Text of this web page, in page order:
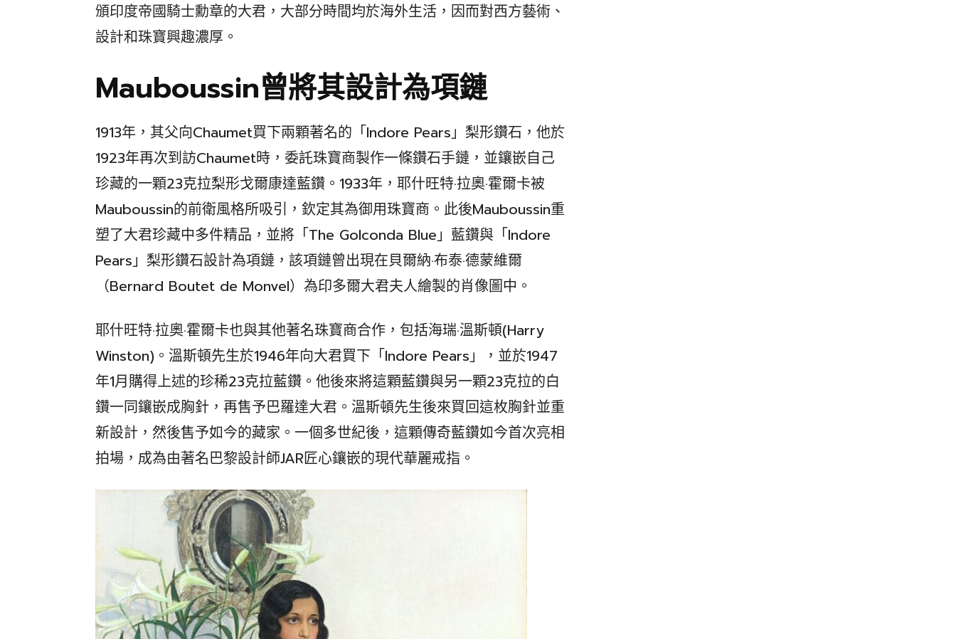
頒印度帝國騎士勳章的大君，大部分時間均於海外生活，因而對西方藝術、
設計和珠寶興趣濃厚。
Mauboussin曾將其設計為項鏈
1913年，其父向Chaumet買下兩顆著名的「Indore Pears」梨形鑽石，他於
1923年再次到訪Chaumet時，委託珠寶商製作一條鑽石手鏈，並鑲嵌自己
珍藏的一顆23克拉梨形戈爾康達藍鑽。1933年，耶什旺特·拉奧·霍爾卡被
Mauboussin的前衛風格所吸引，欽定其為御用珠寶商。此後Mauboussin重
塑了大君珍藏中多件精品，並將「The Golconda Blue」藍鑽與「Indore
Pears」梨形鑽石設計為項鏈，該項鏈曾出現在貝爾納·布泰·德蒙維爾
（Bernard Boutet de Monvel）為印多爾大君夫人繪製的肖像圖中。
耶什旺特·拉奧·霍爾卡也與其他著名珠寶商合作，包括海瑞·溫斯頓(Harry
Winston)。溫斯頓先生於1946年向大君買下「Indore Pears」，並於1947
年1月購得上述的珍稀23克拉藍鑽。他後來將這顆藍鑽與另一顆23克拉的白
鑽一同鑲嵌成胸針，再售予巴羅達大君。溫斯頓先生後來買回這枚胸針並重
新設計，然後售予如今的藏家。一個多世紀後，這顆傳奇藍鑽如今首次亮相
拍場，成為由著名巴黎設計師JAR匠心鑲嵌的現代華麗戒指。